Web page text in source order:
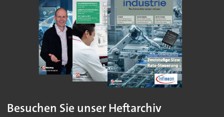
Besuchen Sie unser Heftarchiv